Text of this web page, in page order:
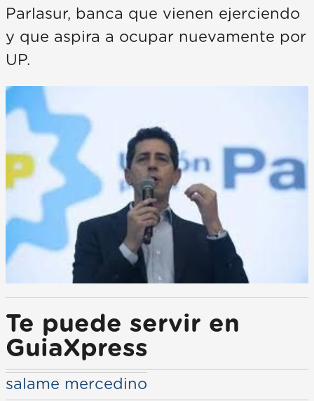
Parlasur, banca que vienen ejerciendo
y que aspira a ocupar nuevamente por
UP.
Te puede servir en
GuiaXpress
salame mercedino